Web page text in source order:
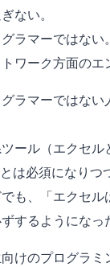
ない。
ラマーではない
トワーク方面のエ
ラマーではな
ール（エクセル
は必須になりつ
も、「エクセル
するようになっ
けのプログラ